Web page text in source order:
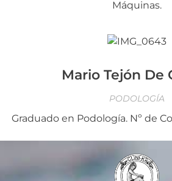
Máquinas.
Mario Tejón De
PODOLOGÍA
Graduado en Podología. Nº de